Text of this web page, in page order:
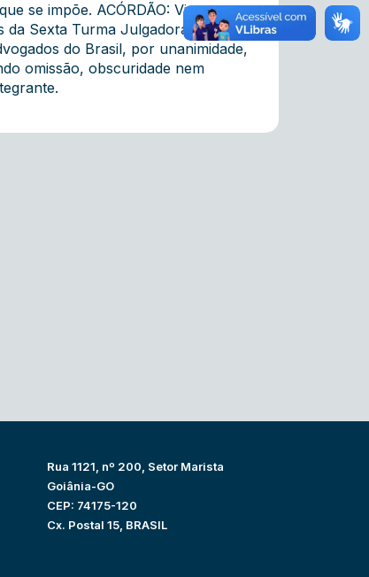
se impõe. ACÓRDÃO: Vistos,
da Sexta Turma Julgadora do
do Brasil, por unanimidade,
omissão, obscuridade nem
Rua 1121, nº 200, Setor Marista
Goiânia-GO
CEP: 74175-120
Cx. Postal 15, BRASIL